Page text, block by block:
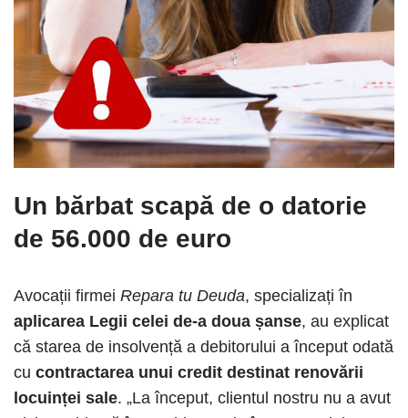
Un bărbat scapă de o datorie
de 56.000 de euro
Avocații firmei Repara tu Deuda, specializați în
aplicarea Legii celei de-a doua șanse, au explicat
că starea de insolvență a debitorului a început odată
cu contractarea unui credit destinat renovării
locuinței sale. „La început, clientul nostru nu a avut